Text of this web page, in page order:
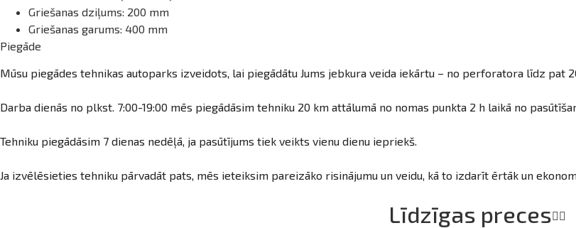
Griešanas dziļums: 200 mm
Griešanas garums: 400 mm
Piegāde
Mūsu piegādes tehnikas autoparks izveidots, lai piegādātu Jums jebkura veida iekārtu – no perforatora līdz pat
Darba dienās no plkst. 7:00-19:00 mēs piegādāsim tehniku 20 km attālumā no nomas punkta 2 h laikā no
Tehniku piegādāsim 7 dienas nedēļā, ja pasūtījums tiek veikts vienu dienu iepriekš.
Ja izvēlēsieties tehniku pārvadāt pats, mēs ieteiksim pareizāko risinājumu un veidu, kā to izdarīt ērtāk un
Līdzīgas preces